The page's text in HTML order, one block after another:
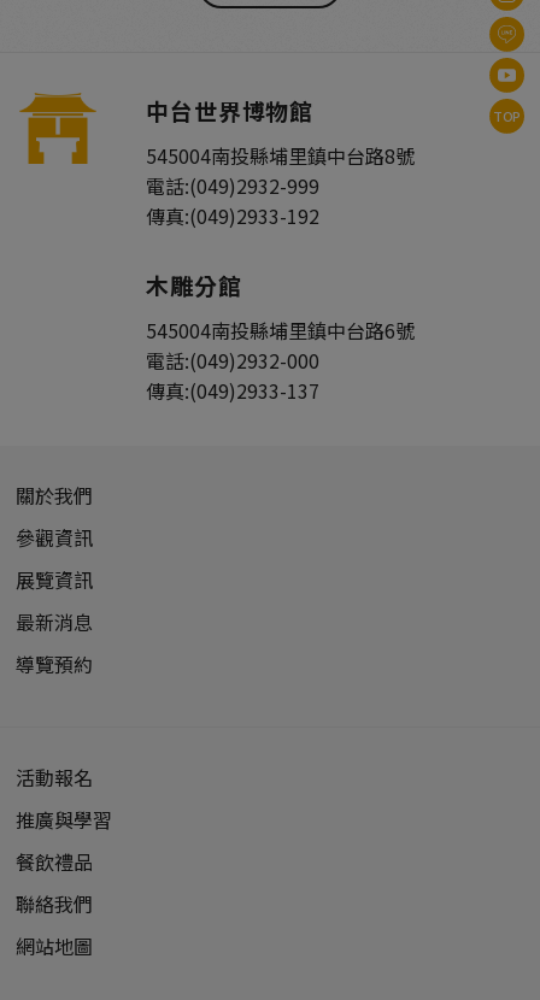
中台世界博物館
545004南投縣埔里鎮中台路8號
電話:(049)2932-999
傳真:(049)2933-192
木雕分館
545004南投縣埔里鎮中台路6號
電話:(049)2932-000
傳真:(049)2933-137
關於我們
參觀資訊
展覽資訊
最新消息
導覽預約
活動報名
推廣與學習
餐飲禮品
聯絡我們
網站地圖
TOP